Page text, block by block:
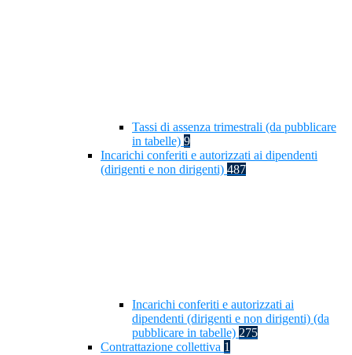
Tassi di assenza trimestrali (da pubblicare
in tabelle) 9
Incarichi conferiti e autorizzati ai dipendenti
(dirigenti e non dirigenti) 487
Incarichi conferiti e autorizzati ai
dipendenti (dirigenti e non dirigenti) (da
pubblicare in tabelle) 275
Contrattazione collettiva 1